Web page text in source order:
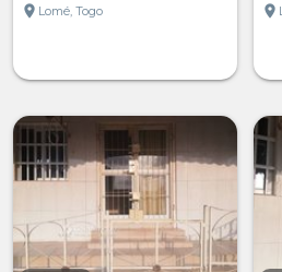
location_on Lomé, Togo
location_on